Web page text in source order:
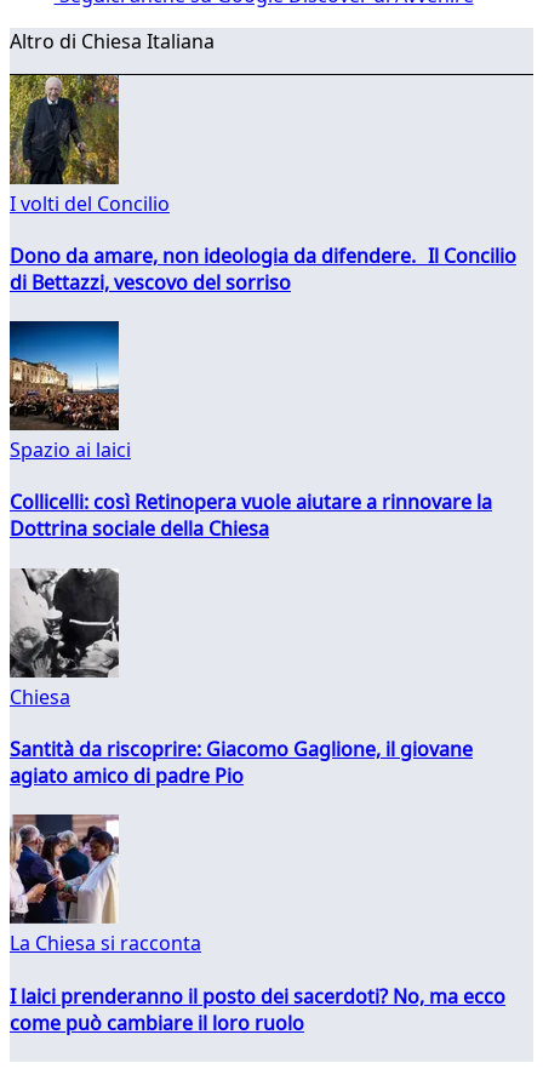
Altro di Chiesa Italiana
I volti del Concilio
Dono da amare, non ideologia da difendere. Il Concilio
di Bettazzi, vescovo del sorriso
Spazio ai laici
Collicelli: così Retinopera vuole aiutare a rinnovare la
Dottrina sociale della Chiesa
Chiesa
Santità da riscoprire: Giacomo Gaglione, il giovane
agiato amico di padre Pio
La Chiesa si racconta
I laici prenderanno il posto dei sacerdoti? No, ma ecco
come può cambiare il loro ruolo